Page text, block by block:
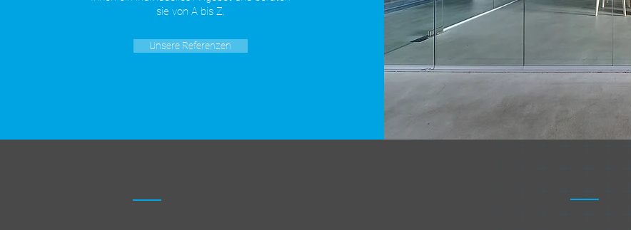
sie von A bis Z.
Unsere Referenzen